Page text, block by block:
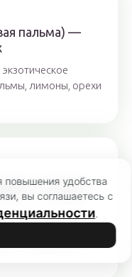
пальма) —
лимоны, орехи
— уход в
растения знают
любителям
удобства
вы соглашаетесь с
.